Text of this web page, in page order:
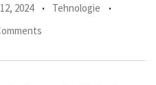
2024
Tehnologie